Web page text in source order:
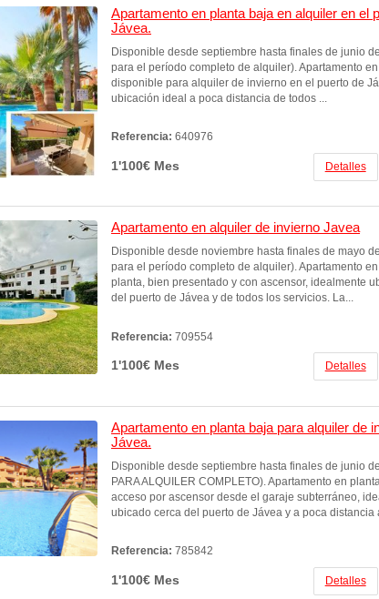
Apartamento en planta baja en alquiler en el
Jávea.
Disponible desde septiembre hasta finales de junio
para el período completo de alquiler). Apartamento
disponible para alquiler de invierno en el puerto de
ubicación ideal a poca distancia de todos ...
Referencia: 640976
1'100€ Mes Detalles
Apartamento en alquiler de invierno Javea
Disponible desde noviembre hasta finales de mayo
para el período completo de alquiler). Apartamento
planta, bien presentado y con ascensor, idealmente
del puerto de Jávea y de todos los servicios. La...
Referencia: 709554
1'100€ Mes Detalles
Apartamento en planta baja para alquiler de
Jávea.
Disponible desde septiembre hasta finales de junio
PARA ALQUILER COMPLETO). Apartamento en
acceso por ascensor desde el garaje subterráneo,
ubicado cerca del puerto de Jávea y a poca distancia
Referencia: 785842
1'100€ Mes Detalles